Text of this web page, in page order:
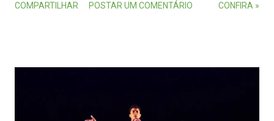
constando atrações, data, horário, local, endereço, telefone e valor de
Mar Bar e Restaurante - Rua Via Sacra, 3, Vila Palestina, Cariacica.
COMPARTILHAR POSTAR UM COMENTÁRIO CONFIRA »